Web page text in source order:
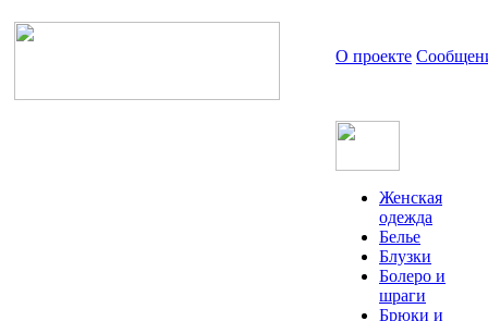
О проекте
Женская
одежда
Белье
Блузки
Болеро и
шраги
Брюки и